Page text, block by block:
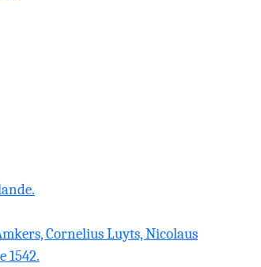
Cornelius Luyts, Nicolaus
1542.